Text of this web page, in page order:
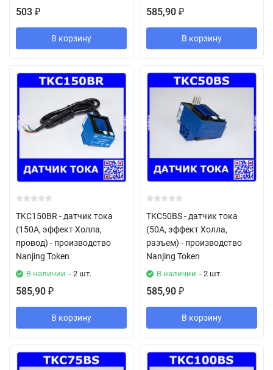
503 ₽
В корзину
585,90 ₽
В корзину
TKC150BR - датчик тока
(150А, эффект Холла,
провод) - производство
Nanjing Token
В наличии - 2 шт.
585,90 ₽
В корзину
TKC50BS - датчик тока
(50А, эффект Холла,
разъем) - производство
Nanjing Token
В наличии - 2 шт.
585,90 ₽
В корзину